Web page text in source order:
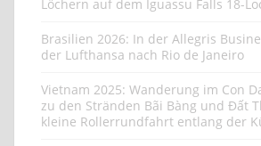
Löchern auf dem Iguassu Falls 18-
Brasilien 2026: In der Allegris
der Lufthansa nach Rio de Janeiro
Vietnam 2025: Wanderung im Con
zu den Stränden Bãi Bàng und Đất
kleine Rollerrundfahrt entlang der